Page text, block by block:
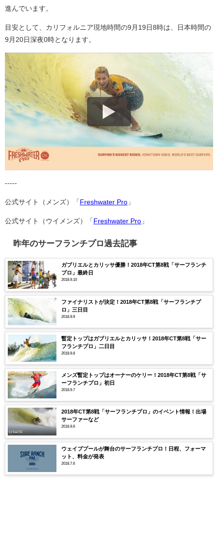
進んでいます。
目安として、カリフォルニア現地時間の9月19日8時は、日本時間の
9月20日深夜0時となります。
-----
公式サイト（メンズ）「 Freshwater Pro 」
公式サイト（ウイメンズ）「 Freshwater Pro 」
昨年のサーフランチプロ過去記事
ガブリエルとカリッサ優勝！2018年CT第8戦「サーフランチ
プロ」最終日
2018.9.10
ファイナリストが決定！2018年CT第8戦「サーフランチプ
ロ」三日目
2018.9.9
暫定トップはガブリエルとカリッサ！2018年CT第8戦「サー
フランチプロ」二日目
2018.9.8
メンズ暫定トップはオーナーのケリー！2018年CT第8戦「サ
ーフランチプロ」初日
2018.9.7
2018年CT第8戦「サーフランチプロ」のイベント情報！出場
サーファーなど
2018.9.6
ウェイブプールが舞台のサーフランチプロ！日程、フォーマ
ット、料金が発表
2018.7.6